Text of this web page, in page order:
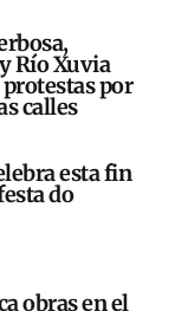
Río Xuvia
por
calles
esta fin
do
obras en el